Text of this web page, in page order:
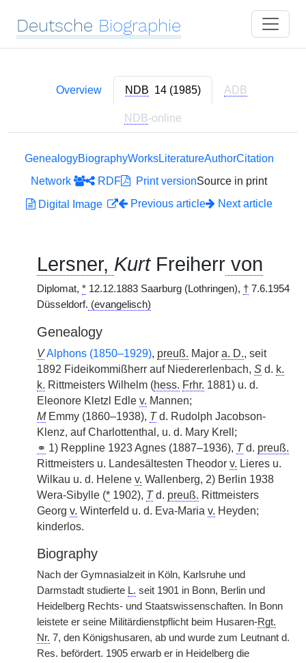
Deutsche Biographie
Overview NDB 14 (1985) ADB
NDB-online
GenealogyBiographyWorksLiteratureAuthorCitation
Network
RDF Print versionSource in print
Digital Image
Previous article Next article
Lersner, KurtFreiherr von
Diplomat, * 12.12.1883 Saarburg (Lothringen), † 7.6.1954
Düsseldorf. (evangelisch)
Genealogy
VAlphons (1850–1929), preuß. Major a. D., seit
1892 Fideikommißherr auf Niedererlenbach, S d. k.
k. Rittmeisters Wilhelm (hess. Frhr. 1881) u. d.
Eleonore Kletzl Edle v. Mannen;
MEmmy (1860–1938), Td. Rudolph Jacobson-
Klenz, auf Charlottenthal, u. d. Mary Krell;
⚭ 1) Reppline 1923 Agnes (1887–1936), Td. preuß.
Rittmeisters u. Landesältesten Theodor v. Lieres u.
Wilkau u. d. Helene v. Wallenberg, 2) Berlin 1938
Wera-Sibylle (* 1902), Td. preuß. Rittmeisters
Georg v. Winterfeld u. d. Eva-Maria v. Heyden;
kinderlos.
Biography
Nach der Gymnasialzeit in Köln, Karlsruhe und
Darmstadt studierte L. seit 1901 in Bonn, Berlin und
Heidelberg Rechts- und Staatswissenschaften. In Bonn
leistete er seine Militärdienstpflicht beim Husaren-Rgt.
Nr. 7, den Königshusaren, ab und wurde zum Leutnant d.
Res. befördert. 1905 erwarb er in Heidelberg die